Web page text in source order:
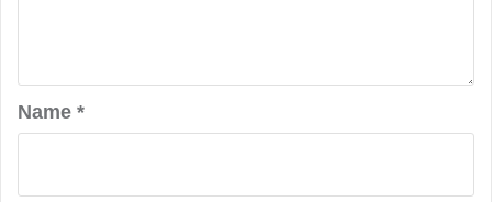
Name *